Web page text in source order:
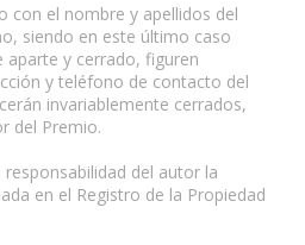
con el nombre y apellidos del
siendo en este último caso
aparte y cerrado, figuren
y teléfono de contacto del
invariablemente cerrados,
del Premio.
responsabilidad del autor la
en el Registro de la Propiedad